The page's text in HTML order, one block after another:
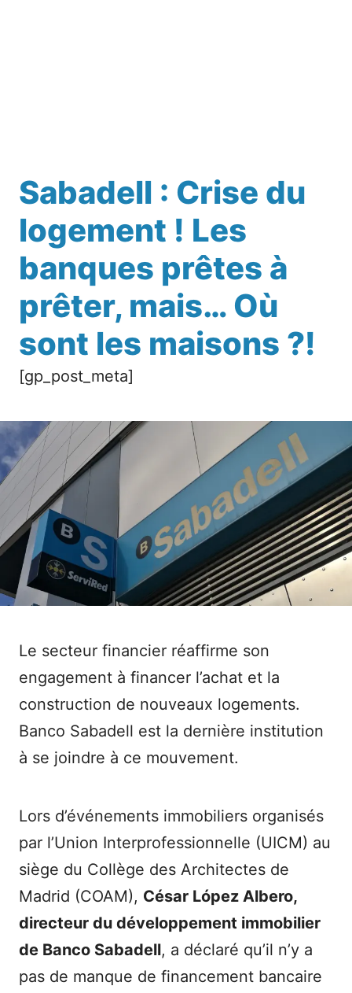
Sabadell : Crise du
logement ! Les
banques prêtes à
prêter, mais… Où
sont les maisons ?!
[gp_post_meta]
Le secteur financier réaffirme son
engagement à financer l’achat et la
construction de nouveaux logements.
Banco Sabadell est la dernière institution
à se joindre à ce mouvement.
Lors d’événements immobiliers organisés
par l’Union Interprofessionnelle (UICM) au
siège du Collège des Architectes de
Madrid (COAM), César López Albero,
directeur du développement immobilier
de Banco Sabadell, a déclaré qu’il n’y a
pas de manque de financement bancaire